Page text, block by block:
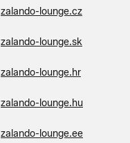
zalando-lounge.cz
zalando-lounge.sk
zalando-lounge.hr
zalando-lounge.hu
zalando-lounge.ee